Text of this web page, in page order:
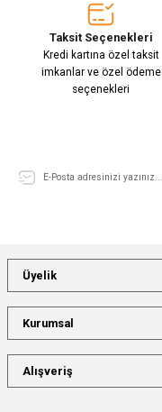
Taksit Seçenekleri
Kredi kartına özel taksit
imkanlar ve özel ödeme
seçenekleri
Üyelik
Kurumsal
Alışveriş